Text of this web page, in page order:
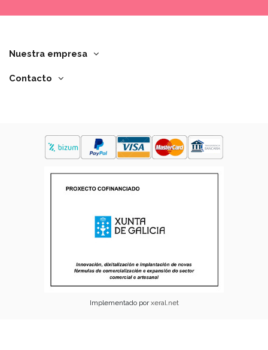
Nuestra empresa
Contacto
Implementado porxeral.net